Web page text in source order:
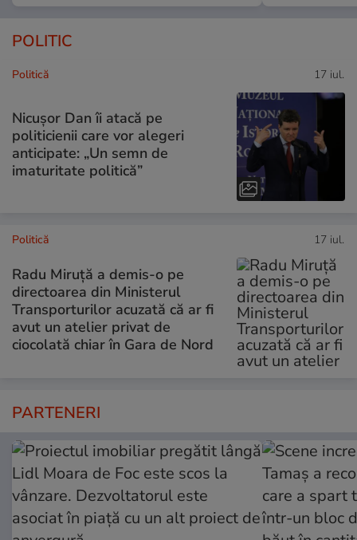
POLITIC
Politică 17 iul.
Nicușor Dan îi atacă pe
politicienii care vor alegeri
anticipate: „Un semn de
imaturitate politică”
Politică 17 iul.
Radu Miruță a demis-o pe
directoarea din Ministerul
Transporturilor acuzată că ar fi
avut un atelier privat de
ciocolată chiar în Gara de Nord
PARTENERI